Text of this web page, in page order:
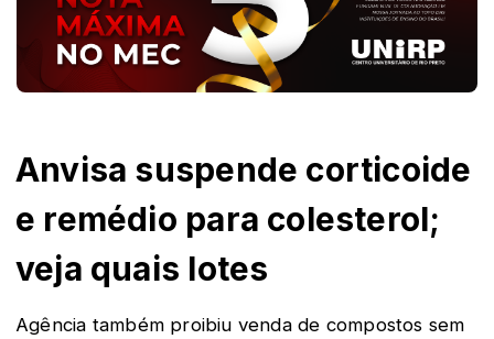
Anvisa suspende corticoide
e remédio para colesterol;
veja quais lotes
Agência também proibiu venda de compostos sem